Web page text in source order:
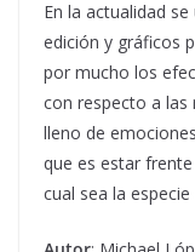
En la actualidad
edición y gráficos
por mucho los
con respecto a
lleno de
que es estar
cual sea la